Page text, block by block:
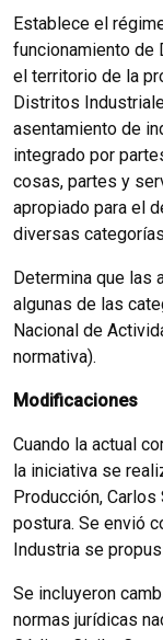
Establece el
funcionamiento de
el territorio de la
Distritos
asentamiento de
integrado por
cosas, partes y
apropiado para el
diversas
Determina que las
algunas de las
Nacional de
normativa).
Modificaciones
Cuando la actual
la iniciativa se
Producción,
postura. Se envió
Industria se
Se incluyeron
normas jurídicas